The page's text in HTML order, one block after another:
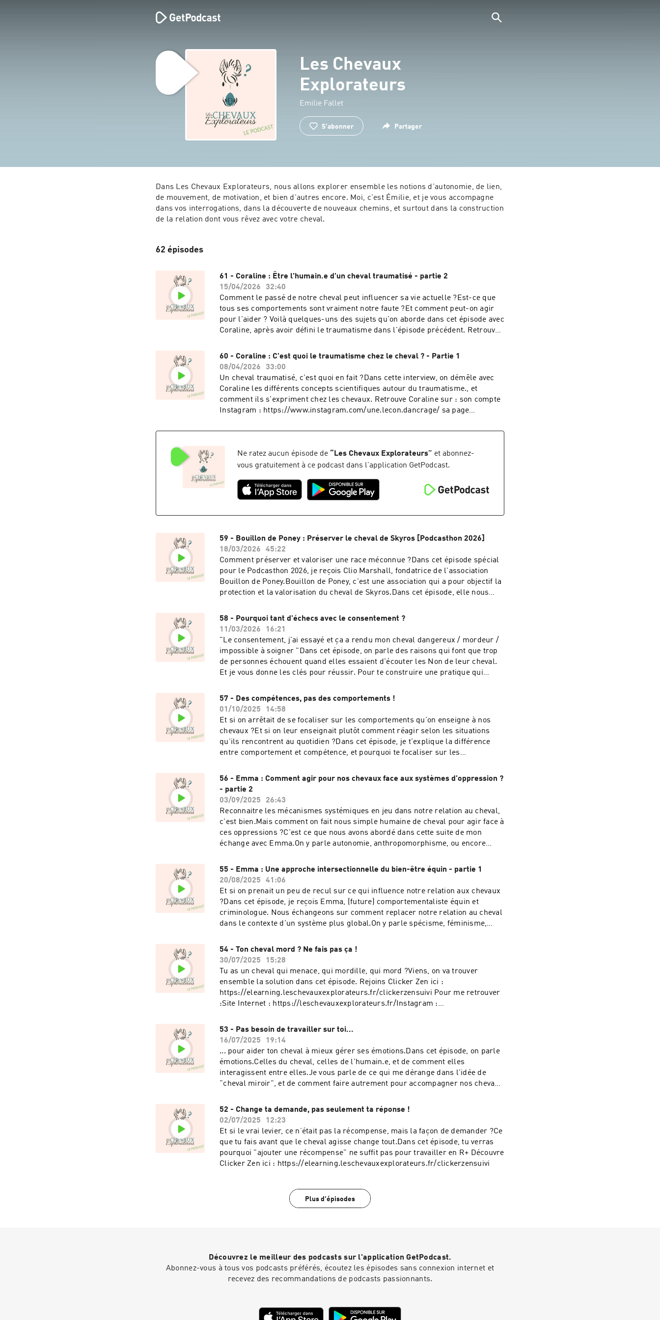
Les Chevaux
Explorateurs
Emilie Fallet
S'abonner Partager
Dans Les Chevaux Explorateurs, nous allons explorer ensemble les notions d'autonomie, de lien,
de mouvement, de motivation, et bien d'autres encore. Moi, c'est Émilie, et je vous accompagne
dans vos interrogations, dans la découverte de nouveaux chemins, et surtout dans la construction
de la relation dont vous rêvez avec votre cheval.
62 épisodes
61 - Coraline : Être l'humain.e d'un cheval traumatisé - partie 2
15/04/2026
32:40
Comment le passé de notre cheval peut influencer sa vie actuelle ?Est-ce que
tous ses comportements sont vraiment notre faute ?Et comment peut-on agir
pour l'aider ? Voilà quelques-uns des sujets qu'on aborde dans cet épisode avec
Coraline, après avoir défini le traumatisme dans l'épisode précédent. Retrouve
https://www.instagram.com/une.lecon.dancrage/ sa page Facebook :
https://www.facebook.com/profile.php?id=100094356716657 son site Internet :
https://unelecondancrage.be/ Envie de me partager tes réactions à cet épisode
?C'est par ici pour me contacter :Instagram :
https://www.instagram.com/leschevauxexplorateurs/Facebook :
https://www.facebook.com/leschevauxexplorateursEmail :
60 - Coraline : C'est quoi le traumatisme chez le cheval ? - Partie 1
08/04/2026
33:00
Un cheval traumatisé, c'est quoi en fait ?Dans cette interview, on démêle avec
Coraline les différents concepts scientifiques autour du traumatisme., et
comment ils s'expriment chez les chevaux. Retrouve Coraline sur : son compte
Instagram : https://www.instagram.com/une.lecon.dancrage/ sa page
Internet : https://unelecondancrage.be/ Envie de me partager tes réactions à
https://www.instagram.com/leschevauxexplorateurs/Facebook :
https://www.facebook.com/leschevauxexplorateursEmail :
https://leschevauxexplorateurs.fr/
Ne ratez aucun épisode de “ Les Chevaux Explorateurs” et abonnez-
vous gratuitement à ce podcast dans l'application GetPodcast.
59 - Bouillon de Poney : Préserver le cheval de Skyros [Podcasthon 2026]
18/03/2026
45:22
Comment préserver et valoriser une race méconnue ?Dans cet épisode spécial
pour le Podcasthon 2026, je reçois Clio Marshall, fondatrice de l'association
Bouillon de Poney.Bouillon de Poney, c'est une association qui a pour objectif la
protection et la valorisation du cheval de Skyros.Dans cet épisode, elle nous
retrace l'histoire de ce projet au long cours. Pour soutenir l'association, tu peux
: adhérer pour 15€ l'année (et accéder au projet "Quatre à la maison") :
https://www.bouillondeponey.com/adhesion/ rejoindre le teaming pour 1€ par
mois : https://www.teaming.net/bouillondeponey partager cet épisode pour
faire connaitre Bouillon de Poney au plus grand nombre ! Retrouve Clio dans
l'épisode 46 de ce podcast, où elle nous partage ce que les chevaux de Skyros
frustration-en-r-plus Envie de me partager tes réactions à cet épisode ?C'est
par ici pour me contacter :Instagram :
https://www.instagram.com/leschevauxexplorateurs/Facebook :
https://www.facebook.com/leschevauxexplorateurs/Email :
emilie@leschevauxexplorateurs.frSite Internet :
https://leschevauxexplorateurs.fr/
58 - Pourquoi tant d'échecs avec le consentement ?
11/03/2026
16:21
"Le consentement, j'ai essayé et ça a rendu mon cheval dangereux / mordeur /
impossible à soigner "Dans cet épisode, on parle des raisons qui font que trop
de personnes échouent quand elles essaient d'écouter les Non de leur cheval.
Et je vous donne les clés pour réussir. Pour te construire une pratique qui
"Cap sur le Consentement" : https://elearning.leschevauxexplorateurs.fr/cap-
sur-le-consentement Envie de me partager tes réactions à cet épisode ?C'est
par ici pour me contacter :Instagram :
https://www.instagram.com/leschevauxexplorateurs/Facebook :
https://www.facebook.com/leschevauxexplorateursEmail :
emilie@leschevauxexplorateurs.frSite Internet :
57 - Des compétences, pas des comportements !
01/10/2025
14:58
Et si on arrêtait de se focaliser sur les comportements qu'on enseigne à nos
chevaux ?Et si on leur enseignait plutôt comment réagir selon les situations
qu'ils rencontrent au quotidien ?Dans cet épisode, je t'explique la différence
entre comportement et compétence, et pourquoi te focaliser sur les
cite le travail de Céline, d'Aura Education.Et notamment son épisode 10 de son
podcast "4380 jours avec son chien", intitulé "Je suis éducatrice canin... Et je
n'éduque pas ma chienne (ou presque) ! " Pour me retrouver :Site Internet :
https://leschevauxexplorateurs.fr/Instagram :
https://www.instagram.com/leschevauxexplorateurs/Facebook :
https://www.facebook.com/emilie.equi.comportementaliste/Email :
emilie@leschevauxexplorateurs.fr
56 - Emma : Comment agir pour nos chevaux face aux systèmes d'oppression ?
- partie 2
03/09/2025
26:43
Reconnaitre les mécanismes systémiques en jeu dans notre relation au cheval,
c'est bien.Mais comment on fait nous simple humaine de cheval pour agir face à
ces oppressions ?C'est ce que nous avons abordé dans cette suite de mon
échange avec Emma.On y parle autonomie, anthropomorphisme, ou encore
humaines que nous sommes. Retrouve Emma sur son compte Instagram :
https://www.instagram.com/aequus.learning/ Envie de me partager tes
réactions à cet épisode ?C'est par ici pour me contacter :Instagram :
https://www.instagram.com/leschevauxexplorateurs/Facebook :
https://www.facebook.com/emilie.equi.comportementaliste/Email :
emilie@leschevauxexplorateurs.frSite Internet :
55 - Emma : Une approche intersectionnelle du bien-être équin - partie 1
20/08/2025
41:06
Et si on prenait un peu de recul sur ce qui influence notre relation aux chevaux
?Dans cet épisode, je reçois Emma, (future) comportementaliste équin et
criminologue. Nous échangeons sur comment replacer notre relation au cheval
dans le contexte d'un système plus global.On y parle spécisme, féminisme,
jouent dans la lutte en faveur du bien-être -équin, au-delà de l'échelle
individuelle du binôme humaine-cheval. Retrouve Emma sur son compte
Instagram : https://www.instagram.com/aequus.learning/ Envie de me
partager tes réactions à cet épisode ?C'est par ici pour me contacter :Instagram
: https://www.instagram.com/leschevauxexplorateurs/Facebook :
https://www.facebook.com/emilie.equi.comportementaliste/Email :
54 - Ton cheval mord ? Ne fais pas ça !
30/07/2025
15:28
Tu as un cheval qui menace, qui mordille, qui mord ?Viens, on va trouver
ensemble la solution dans cet épisode. Rejoins Clicker Zen ici :
https://elearning.leschevauxexplorateurs.fr/clickerzensuivi Pour me retrouver
:Site Internet : https://leschevauxexplorateurs.fr/Instagram :
https://www.facebook.com/emilie.equi.comportementaliste/Email :
emilie@leschevauxexplorateurs.fr
53 - Pas besoin de travailler sur toi...
16/07/2025
19:14
... pour aider ton cheval à mieux gérer ses émotions.Dans cet épisode, on parle
émotions.Celles du cheval, celles de l'humain.e, et de comment elles
interagissent entre elles.Je vous parle de ce qui me dérange dans l'idée de
"cheval miroir", et de comment faire autrement pour accompagner nos chevaux
Intersubjectivity and Agency in Human–Horse Relationships Differ Between
Box- and Open-Shed-Stable Environments, Koski & Spännäri (2024)
Anthrozoöshttps://www.tandfonline.com/doi/full/10.1080/08927936.2024.232099
9 Pour me retrouver :Site Internet :
https://leschevauxexplorateurs.fr/Instagram :
https://www.instagram.com/leschevauxexplorateurs/Facebook :
52 - Change ta demande, pas seulement ta réponse !
02/07/2025
12:23
Et si le vrai levier, ce n’était pas la récompense, mais la façon de demander ?Ce
que tu fais avant que le cheval agisse change tout.Dans cet épisode, tu verras
pourquoi "ajouter une récompense" ne suffit pas pour travailler en R+ Découvre
Clicker Zen ici : https://elearning.leschevauxexplorateurs.fr/clickerzensuivi
Plus d'épisodes
Découvrez le meilleur des podcasts sur l'application GetPodcast.
Abonnez-vous à tous vos podcasts préférés, écoutez les épisodes sans connexion internet et
recevez des recommandations de podcasts passionnants.